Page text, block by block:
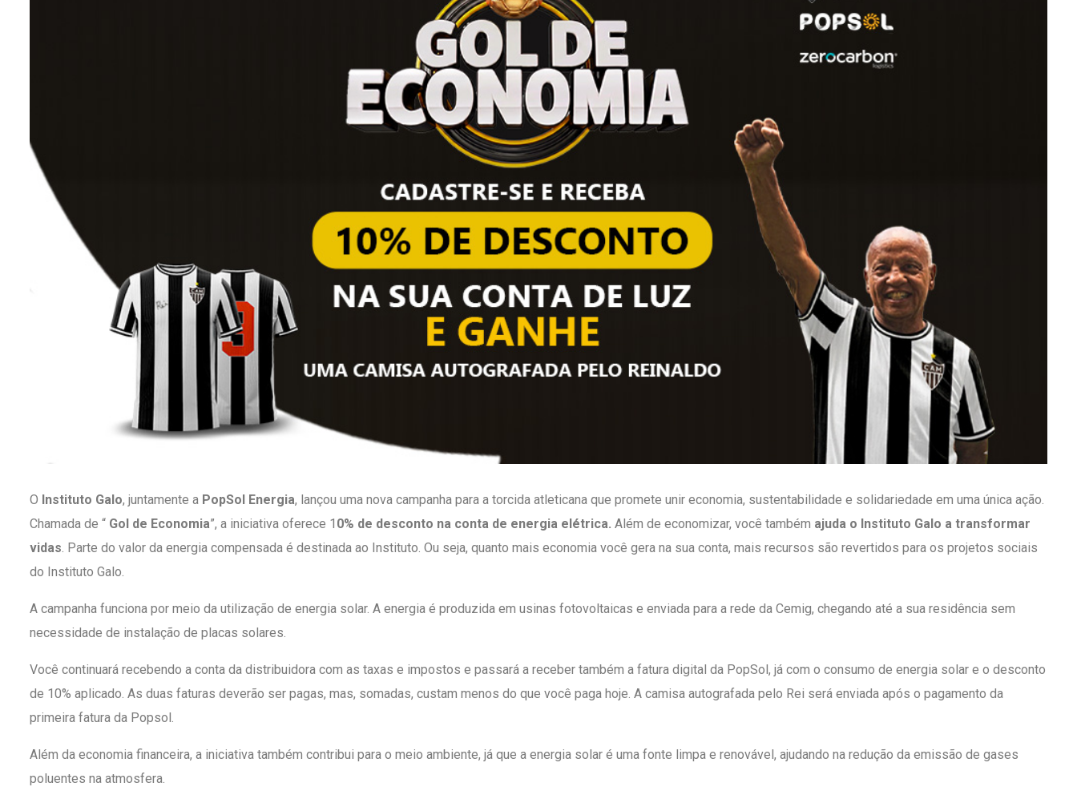
O Instituto Galo, juntamente a PopSol Energia, lançou uma nova campanha para a torcida atleticana que promete unir economia, sustentabilidade e solidariedade em uma única ação.
Chamada de “ Gol de Economia”, a iniciativa oferece 1 0% de desconto na conta de energia elétrica. Além de economizar, você também ajuda o Instituto Galo a transformar
vidas. Parte do valor da energia compensada é destinada ao Instituto. Ou seja, quanto mais economia você gera na sua conta, mais recursos são revertidos para os projetos sociais
do Instituto Galo.
A campanha funciona por meio da utilização de energia solar. A energia é produzida em usinas fotovoltaicas e enviada para a rede da Cemig, chegando até a sua residência sem
necessidade de instalação de placas solares.
Você continuará recebendo a conta da distribuidora com as taxas e impostos e passará a receber também a fatura digital da PopSol, já com o consumo de energia solar e o desconto
de 10% aplicado. As duas faturas deverão ser pagas, mas, somadas, custam menos do que você paga hoje. A camisa autografada pelo Rei será enviada após o pagamento da
primeira fatura da Popsol.
Além da economia financeira, a iniciativa também contribui para o meio ambiente, já que a energia solar é uma fonte limpa e renovável, ajudando na redução da emissão de gases
poluentes na atmosfera.